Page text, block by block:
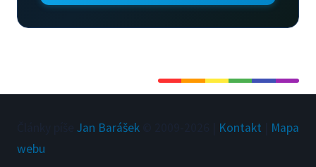
Jan Barášek Kontakt
Mapa
webu